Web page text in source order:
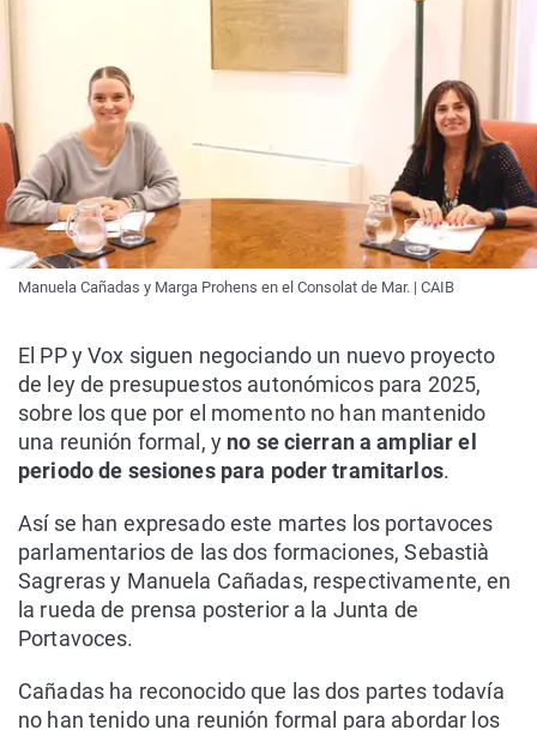
Manuela Cañadas y Marga Prohens en el Consolat de Mar. | CAIB
El PP y Vox siguen negociando un nuevo proyecto
de ley de presupuestos autonómicos para 2025,
sobre los que por el momento no han mantenido
una reunión formal, y no se cierran a ampliar el
periodo de sesiones para poder tramitarlos.
Así se han expresado este martes los portavoces
parlamentarios de las dos formaciones, Sebastià
Sagreras y Manuela Cañadas, respectivamente, en
la rueda de prensa posterior a la Junta de
Portavoces.
Cañadas ha reconocido que las dos partes todavía
no han tenido una reunión formal para abordar los